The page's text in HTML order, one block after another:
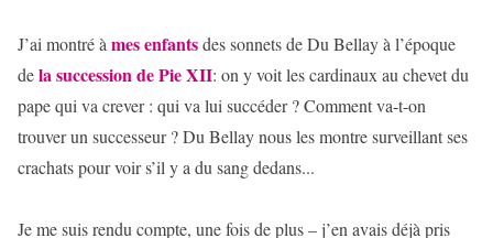
J’ai montré à mes enfantsdes sonnets de Du Bellay à l’époque
dela succession de Pie XII: on y voit les cardinaux au chevet du
pape qui va crever : qui va lui succéder ? Comment va-t-on
trouver un successeur ? Du Bellay nous les montre surveillant ses
crachats pour voir s’il y a du sang dedans...
Je me suis rendu compte, une fois de plus – j’en avais déjà pris